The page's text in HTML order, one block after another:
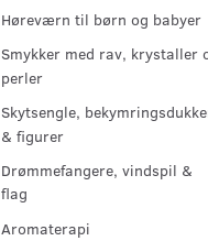
Høreværn til børn og babyer
Smykker med rav, krystaller
perler
Skytsengle,
& figurer
Drømmefangere, vindspil &
flag
Aromaterapi